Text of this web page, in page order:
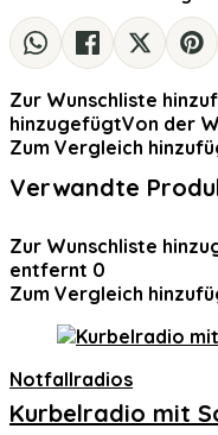
Zur Wunschliste
hinzugefügtVon der
Zum Vergleich
Verwandte
Zur Wunschliste
entfernt 0
Zum Vergleich
Notfallradios
Kurbelradio mit